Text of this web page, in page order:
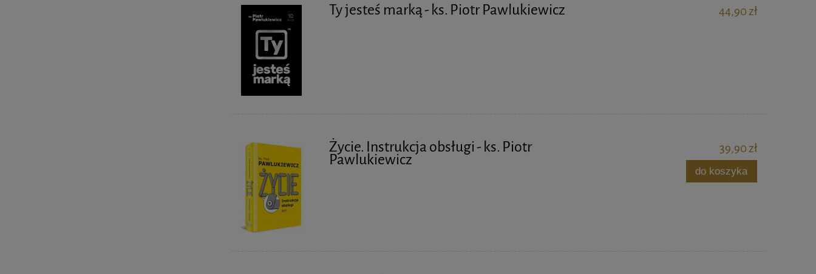
Ty jesteś marką - ks. Piotr Pawlukiewicz 44,90 zł
Życie. Instrukcja obsługi - ks. Piotr
Pawlukiewicz
39,90 zł
do koszyka